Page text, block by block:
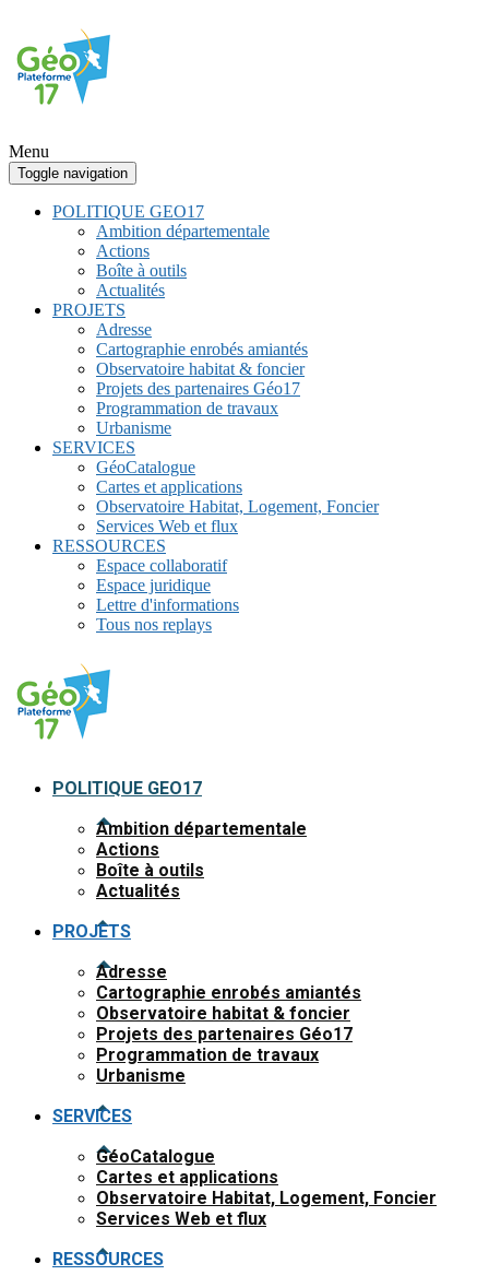
Menu
Toggle navigation
POLITIQUE GEO17
Ambition départementale
Actions
Boîte à outils
Actualités
PROJETS
Adresse
Cartographie enrobés amiantés
Observatoire habitat & foncier
Projets des partenaires Géo17
Programmation de travaux
Urbanisme
SERVICES
GéoCatalogue
Cartes et applications
Observatoire Habitat, Logement, Foncier
Services Web et flux
RESSOURCES
Espace collaboratif
Espace juridique
Lettre d'informations
Tous nos replays
POLITIQUE GEO17
Ambition départementale
Actions
Boîte à outils
Actualités
PROJETS
Adresse
Cartographie enrobés amiantés
Observatoire habitat & foncier
Projets des partenaires Géo17
Programmation de travaux
Urbanisme
SERVICES
GéoCatalogue
Cartes et applications
Observatoire Habitat, Logement, Foncier
Services Web et flux
RESSOURCES